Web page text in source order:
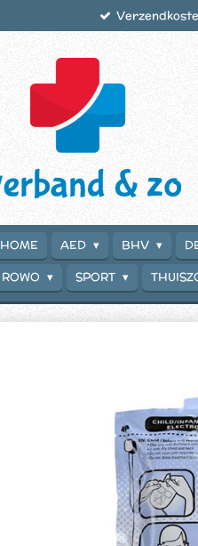
HOME AED BHV
ROWO
SPORT